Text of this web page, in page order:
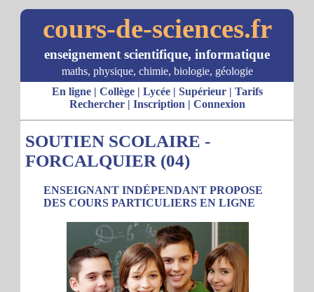
cours-de-sciences.fr
enseignement scientifique, informatique
maths, physique, chimie, biologie, géologie
En ligne| Collège| Lycée| Supérieur| Tarifs
Rechercher| Inscription | Connexion
SOUTIEN SCOLAIRE -
FORCALQUIER (04)
ENSEIGNANT INDÉPENDANT PROPOSE
DES COURS PARTICULIERS EN LIGNE